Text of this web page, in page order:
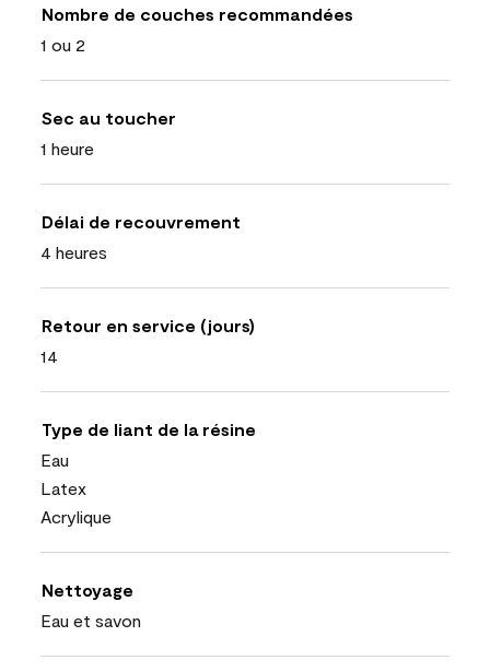
Nombre de couches recommandées
1 ou 2
Sec au toucher
1 heure
Délai de recouvrement
4 heures
Retour en service (jours)
14
Type de liant de la résine
Eau
Latex
Acrylique
Nettoyage
Eau et savon